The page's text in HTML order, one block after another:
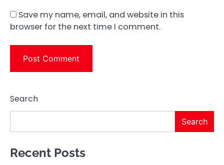
Save my name, email, and website in this
browser for the next time I comment.
Search
Search
Recent Posts